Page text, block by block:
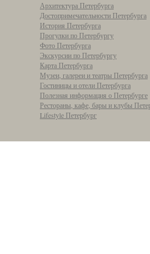
Архитектура Петербурга
Достопримечательности Петербурга
История Петербурга
Прогулки по Петербургу
Фото Петербурга
Экскурсии по Петербургу
Карта Петербурга
Музеи, галереи и театры Петербурга
Гостиницы и отели Петербурга
Полезная информация о Петербурге
Рестораны, кафе, бары и клубы
Lifestyle Петербург